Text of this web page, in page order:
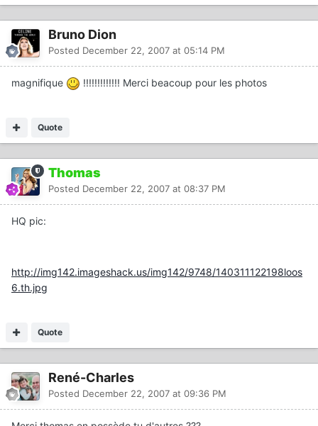
Bruno Dion
Posted December 22, 2007 at 05:14 PM
magnifique !!!!!!!!!!!!! Merci beacoup pour les photos
Quote
Thomas
Posted December 22, 2007 at 08:37 PM
HQ pic:
http://img142.imageshack.us/img142/9748/140311122198loos
6.th.jpg
Quote
René-Charles
Posted December 22, 2007 at 09:36 PM